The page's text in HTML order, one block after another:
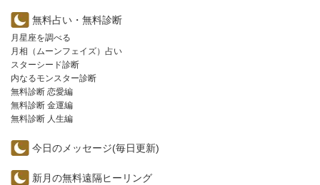
無料占い・無料診断
月星座を調べる
月相（ムーンフェイズ）占い
スターシード診断
内なるモンスター診断
無料診断 恋愛編
無料診断 金運編
無料診断 人生編
今日のメッセージ(毎日更新)
新月の無料遠隔ヒーリング